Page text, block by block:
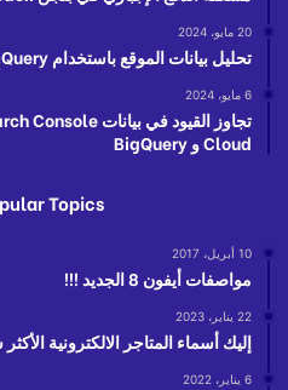
20 مايو، 2024
تحليل بيانات الموقع باستخدام BigQuery: دليل شامل للأوامر التحليلية
6 مايو، 2024
Cloud و BigQuery
Topics
10 أبريل، 2017
مواصفات أيفون 8 الجديد !!!
22 يناير، 2023
إليك أسماء المتاجر الالكترونية
6 يناير، 2022